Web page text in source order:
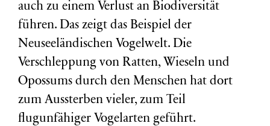
auch zu einem Verlust an Biodiversität
führen. Das zeigt das Beispiel der
Neuseeländischen Vogelwelt. Die
Verschleppung von Ratten, Wieseln und
Opossums durch den Menschen hat dort
zum Aussterben vieler, zum Teil
flugunfähiger Vogelarten geführt.